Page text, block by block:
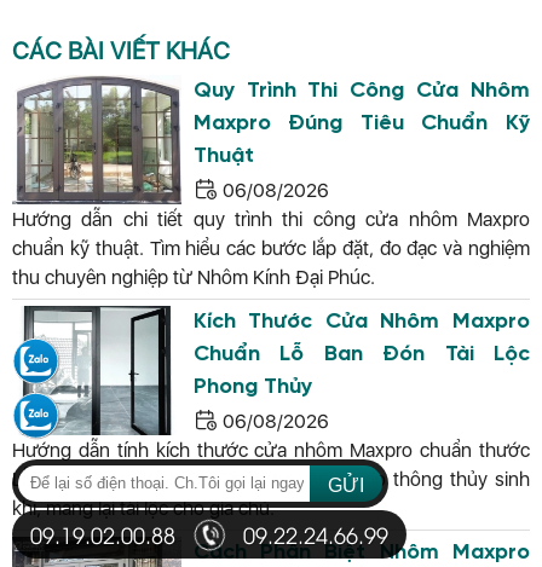
CÁC BÀI VIẾT KHÁC
Quy Trình Thi Công Cửa Nhôm
Maxpro Đúng Tiêu Chuẩn Kỹ
Thuật
06/08/2026
Hướng dẫn chi tiết quy trình thi công cửa nhôm Maxpro
chuẩn kỹ thuật. Tìm hiểu các bước lắp đặt, đo đạc và nghiệm
thu chuyên nghiệp từ Nhôm Kính Đại Phúc.
Kích Thước Cửa Nhôm Maxpro
Chuẩn Lỗ Ban Đón Tài Lộc
Phong Thủy
06/08/2026
Hướng dẫn tính kích thước cửa nhôm Maxpro chuẩn thước
Lỗ Ban. Nhôm Kính Đại Phúc tư vấn số đo thông thủy sinh
khí, mang lại tài lộc cho gia chủ.
Cách Phân Biệt Nhôm Maxpro
GỬI
09.19.02.00.88 09.22.24.66.99